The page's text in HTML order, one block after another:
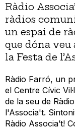
Ràdio
ràdios
un espai de
que dóna
la Festa de
Ràdio Farró, un
el Centre Cívic
de la seu de
l'Associa't.
Ràdio Associa’t!